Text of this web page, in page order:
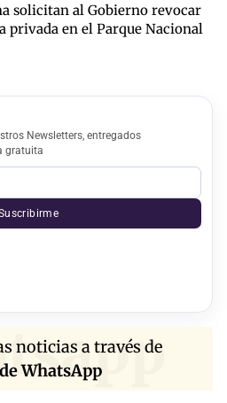
solicitan al Gobierno revocar
privada en el Parque Nacional
Newsletters, entregados
gratuita
noticias a través de
WhatsApp